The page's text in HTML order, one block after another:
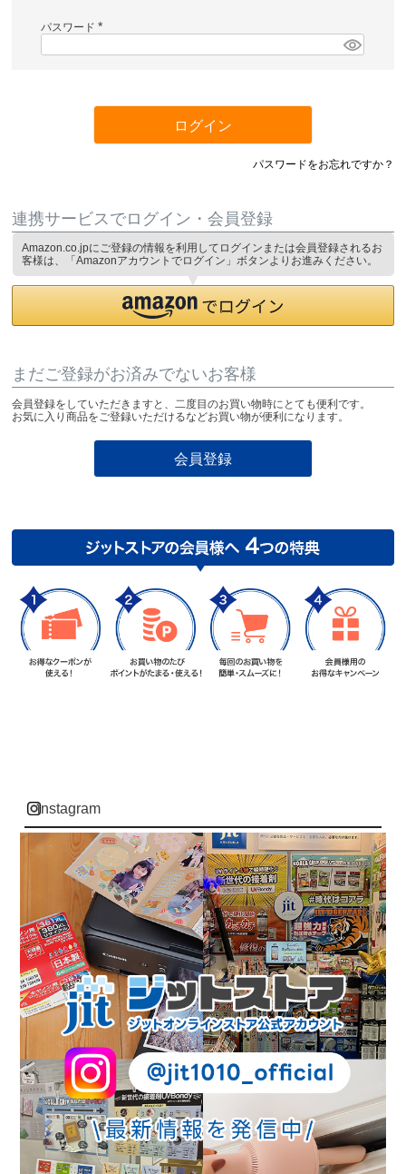
パスワード
必
ログイン
パスワードをお忘れですか？
連携サービスでログイン・会員登録
Amazon.co.jpにご登録の情報を利用してログインまたは会員登録されるお
客様は、「Amazonアカウントでログイン」ボタンよりお進みください。
まだご登録がお済みでないお客様
会員登録をしていただきますと、二度目のお買い物時にとても便利です。
お気に入り商品をご登録いただけるなどお買い物が便利になります。
会員登録
instagram